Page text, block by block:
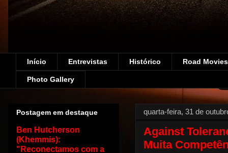
Início Entrevistas Histórico Road
Photo Gallery
quarta-feira, 31 de
Against
Muita
Postagem em destaque
Ben Hutcherson
(Khemmis):
"Reconectamos com a